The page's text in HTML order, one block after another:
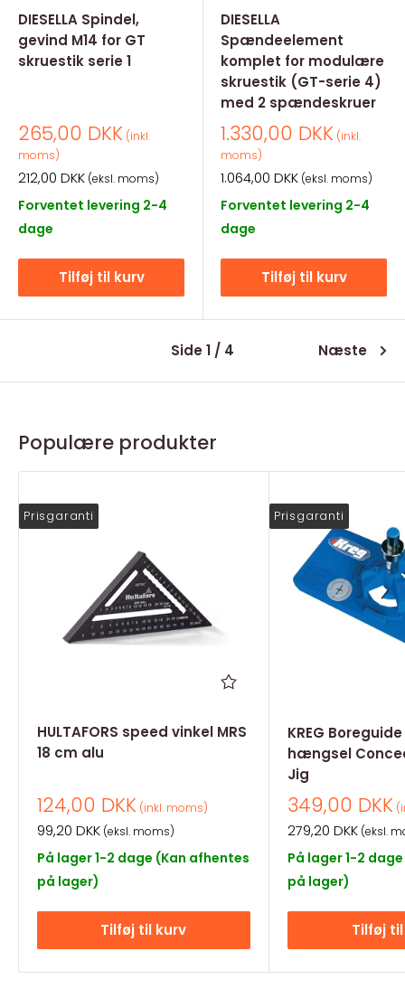
DIESELLA Spindel,
gevind M14 for GT
skruestik serie 1
Salgspris
265,00 DKK (inkl.
moms)
Salgspris
212,00 DKK (eksl. moms)
Forventet levering 2-4
dage
Tilføj til kurv
DIESELLA
Spændeelement
komplet for modulære
skruestik (GT-serie 4)
med 2 spændeskruer
Salgspris
1.330,00 DKK (inkl.
moms)
Salgspris
1.064,00 DKK (eksl. moms)
Forventet levering 2-4
dage
Tilføj til kurv
Side 1 / 4 Næste
Populære produkter
Prisgaranti
HULTAFORS speed vinkel MRS
18 cm alu
Salgspris
124,00 DKK (inkl. moms)
Salgspris
99,20 DKK (eksl. moms)
På lager 1-2 dage (Kan afhentes
på lager)
Tilføj til kurv
Prisgaranti
KREG
hængsel
Jig
Salgspris
349,00 DKK
Salgspris
279,20 DKK(eksl.
På lager 1-2
på lager)
Tilføj